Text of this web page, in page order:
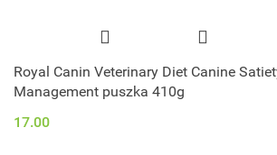
Royal Canin Veterinary Diet Canine
Management puszka 410g
17.00